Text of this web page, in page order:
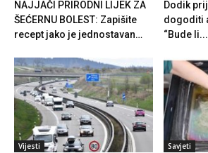
NAJJAČI PRIRODNI LIJEK ZA
ŠEĆERNU BOLEST: Zapišite
recept jako je jednostavan…
Dodik
dogoditi
“Bude li...
Vijesti Savjeti